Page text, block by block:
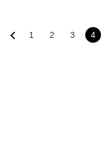
있고 또한 내가 원하는 지표를
스가 성장하고 팀의 여력이 되
1 2 3 4